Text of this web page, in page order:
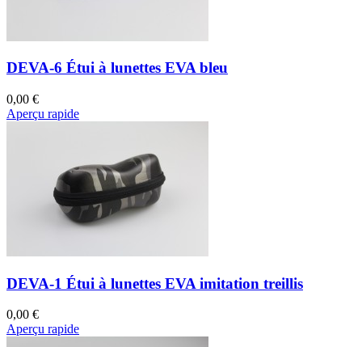
DEVA-6 Étui à lunettes EVA bleu
0,00 €
Aperçu rapide
DEVA-1 Étui à lunettes EVA imitation treillis
0,00 €
Aperçu rapide